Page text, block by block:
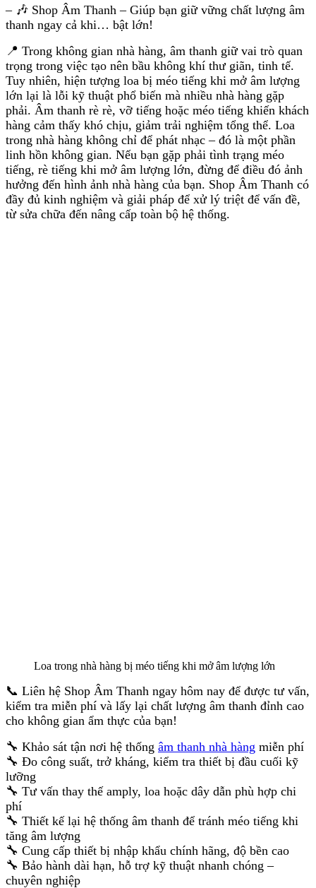
– 🎶 Shop Âm Thanh – Giúp bạn giữ vững chất lượng âm
thanh ngay cả khi… bật lớn!
📍 Trong không gian nhà hàng, âm thanh giữ vai trò quan
trọng trong việc tạo nên bầu không khí thư giãn, tinh tế.
Tuy nhiên, hiện tượng loa bị méo tiếng khi mở âm lượng
lớn lại là lỗi kỹ thuật phổ biến mà nhiều nhà hàng gặp
phải. Âm thanh rè rè, vỡ tiếng hoặc méo tiếng khiến khách
hàng cảm thấy khó chịu, giảm trải nghiệm tổng thể. Loa
trong nhà hàng không chỉ để phát nhạc – đó là một phần
linh hồn không gian. Nếu bạn gặp phải tình trạng méo
tiếng, rè tiếng khi mở âm lượng lớn, đừng để điều đó ảnh
hưởng đến hình ảnh nhà hàng của bạn. Shop Âm Thanh có
đầy đủ kinh nghiệm và giải pháp để xử lý triệt để vấn đề,
từ sửa chữa đến nâng cấp toàn bộ hệ thống.
Loa trong nhà hàng bị méo tiếng khi mở âm lượng lớn
📞 Liên hệ Shop Âm Thanh ngay hôm nay để được tư vấn,
kiểm tra miễn phí và lấy lại chất lượng âm thanh đỉnh cao
cho không gian ẩm thực của bạn!
🔧 Khảo sát tận nơi hệ thống âm thanh nhà hàng miễn phí
🔧 Đo công suất, trở kháng, kiểm tra thiết bị đầu cuối kỹ
lưỡng
🔧 Tư vấn thay thế amply, loa hoặc dây dẫn phù hợp chi
phí
🔧 Thiết kế lại hệ thống âm thanh để tránh méo tiếng khi
tăng âm lượng
🔧 Cung cấp thiết bị nhập khẩu chính hãng, độ bền cao
🔧 Bảo hành dài hạn, hỗ trợ kỹ thuật nhanh chóng –
chuyên nghiệp